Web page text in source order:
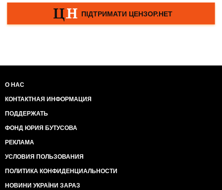
О НАС
КОНТАКТНАЯ ИНФОРМАЦИЯ
ПОДДЕРЖАТЬ
ФОНД ЮРИЯ БУТУСОВА
РЕКЛАМА
УСЛОВИЯ ПОЛЬЗОВАНИЯ
ПОЛИТИКА КОНФИДЕНЦИАЛЬНОСТИ
НОВИНИ УКРАЇНИ ЗАРАЗ